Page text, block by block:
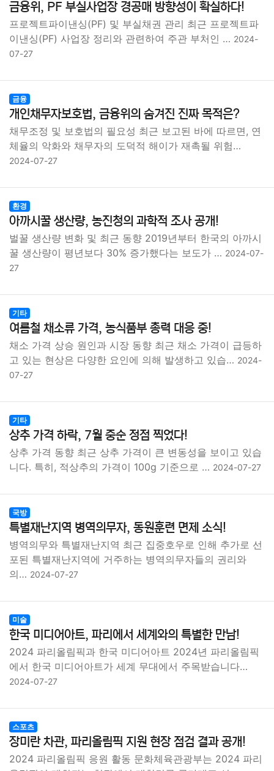
금융위, PF 부실사업장 경공매 방향성이 확실하다!
프로젝트파이낸싱(PF) 및 부실채권 관리 최근 프로젝트파
이낸싱(PF) 사업장 정리와 관련하여 주관 부처인 … 2024-
07-27
금융
개인채무자보호법, 금융위의 숨겨진 진짜 목적은?
채무조정 및 보호법의 필요성 최근 보고된 바에 따르면, 연
체율의 악화와 채무자의 도덕적 해이가 재촉될 위험…
2024-07-27
환경
아까시꿀 생산량, 농진청의 과학적 조사 공개!
벌꿀 생산량 변화 및 최근 동향 2019년부터 한국의 아까시
꿀 생산량이 평년보다 30% 증가했다는 보도가 … 2024-07-
27
기타
여름철 채소류 가격, 농식품부 총력 대응 중!
채소 가격 상승 원인과 시장 동향 최근 채소 가격이 급등하
고 있는 현상은 다양한 요인에 의해 발생하고 있습… 2024-
07-27
기타
상추 가격 하락, 7월 중순 정점 찍었다!
상추 가격 동향 최근 상추 가격이 큰 변동성을 보이고 있습
니다. 특히, 적상추의 가격이 100g 기준으로 … 2024-07-27
국방
특별재난지역 병역의무자, 동원훈련 면제 소식!
병역의무와 특별재난지역 최근 집중호우로 인해 추가로 선
포된 특별재난지역에 거주하는 병역의무자들의 권리와
의… 2024-07-27
미술
한국 미디어아트, 파리에서 세계와의 특별한 만남!
2024 파리올림픽과 한국 미디어아트 2024년 파리올림픽
에서 한국 미디어아트가 세계 무대에서 주목받습니다…
2024-07-27
스포츠
장미란 차관, 파리올림픽 지원 현장 점검 결과 공개!
2024 파리올림픽 응원 활동 문화체육관광부는 2024 파리